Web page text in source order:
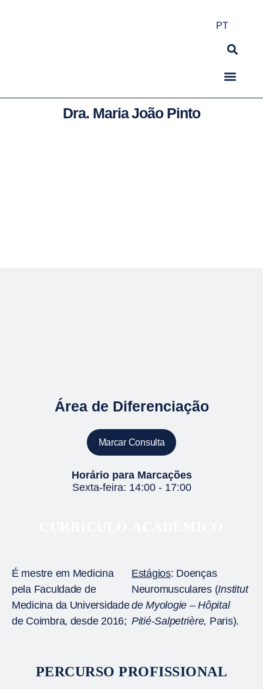
PT
Dra. Maria João Pinto
Área de Diferenciação
Marcar Consulta
Horário para Marcações
Sexta-feira: 14:00 - 17:00
PERCURSO PROFISSIONAL
É mestre em Medicina
pela Faculdade de
Medicina da Universidade
de Coimbra, desde 2016;
Estágios: Doenças
Neuromusculares (Institut
de Myologie – Hôpital
Pitié-Salpetrière, Paris).